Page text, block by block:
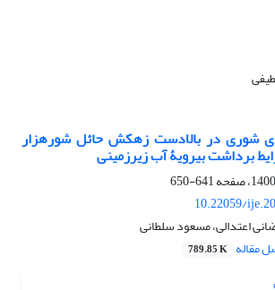
شوری در بالادست زهکش حائل شوره‏زار
برداشت بی‏رویۀ آب‏ زیرزمینی
641-650
10.22059/
اعتدالی، مسعود سلطانی
مقاله 789.85 K